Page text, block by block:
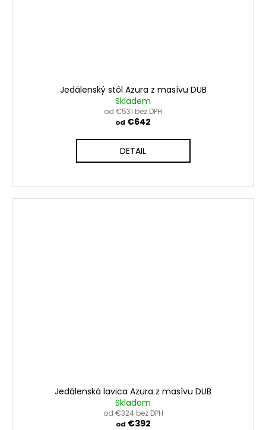
Jedálenský stôl Azura z masívu DUB
Skladem
od €531 bez DPH
od €642
DETAIL
Jedálenská lavica Azura z masívu DUB
Skladem
od €324 bez DPH
od €392